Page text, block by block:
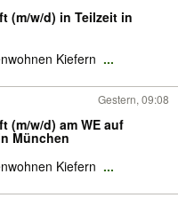
(m/w/d) in Teilzeit in
Kiefern ...
Gestern, 09:08
(m/w/d) am WE auf
München
Kiefern ...